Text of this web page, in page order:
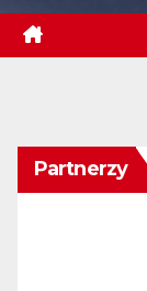
Partnerzy